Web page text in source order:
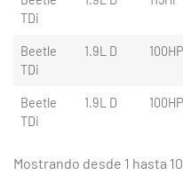
TDi
Beetle
TDi
1.9L D 100HP
Beetle
TDi
1.9L D 100HP
Mostrando desde 1 hasta